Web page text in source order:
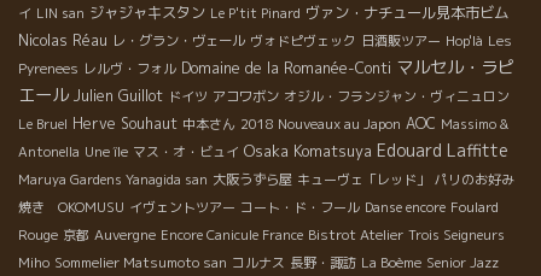
イ LIN san ジャジャキスタン Le P'tit Pinard ヴァン・ナチュール見本市ビム
Nicolas Réau レ・グラン・ヴェール ヴォドピヴェック 日酒販ツアー Hop'là Les
Pyrenees レルヴ・フォル Domaine de la Romanée-Conti マルセル・ラピ
エール Julien Guillot ドイツ アコワボン オジル・フランジャン・ヴィニュロン
Le Bruel Herve Souhaut 中本さん 2018 Nouveaux au Japon AOC Massimo &
Antonella Une île マス・オ・ビュイ Osaka Komatsuya Edouard Laffitte
Maruya Gardens Yanagida san 大阪うずら屋 キューヴェ「レッド」
パリのお好み
焼き OKOMUSU イヴェントツアー コート・ド・フール Danse encore Foulard
Rouge 京都 Auvergne Encore Canicule France Bistrot Atelier Trois Seigneurs
Miho Sommelier Matsumoto san コルナス 長野・諏訪 La Boème Senior Jazz